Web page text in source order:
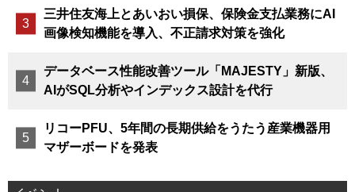
三井住友海上とあいおい損保、保険金支払業務にAI
画像検知機能を導入、不正請求対策を強化
データベース性能改善ツール「MAJESTY」新版、
AIがSQL分析やインデックス設計を代行
リコーPFU、5年間の長期供給をうたう産業機器用
マザーボードを発表